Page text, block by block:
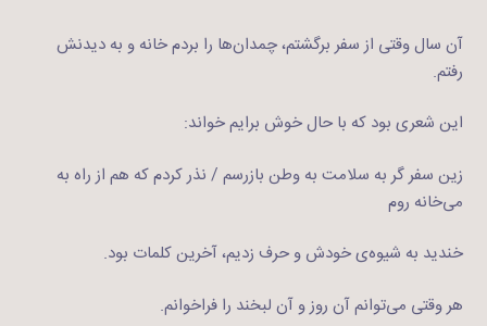
آن سال وقتی از سفر برگشتم، چمدان‌ها را بردم خانه و به دیدنش
رفتم.
این شعری بود که با حال خوش برایم خواند:
زین سفر گر به سلامت به وطن بازرسم / نذر کردم که هم از راه به
می‌خانه روم
خندید به شیوه‌ی خودش و حرف زدیم، آخرین کلمات بود.
هر وقتی می‌توانم آن روز و آن لبخند را فراخوانم.